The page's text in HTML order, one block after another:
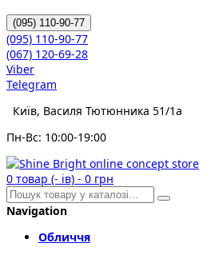
(095) 110-90-77
(095) 110-90-77
(067) 120-69-28
Viber
Telegram
Київ, Василя Тютюнника 51/1а
Пн-Вс: 10:00-19:00
0 товар (- ів) - 0 грн
Navigation
Обличчя